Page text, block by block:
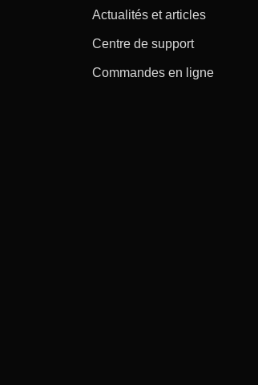
Actualités et articles
Centre de support
Commandes en ligne